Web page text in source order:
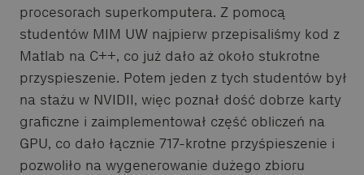
procesorach superkomputera. Z pomocą
studentów MIM UW najpierw przepisaliśmy kod z
Matlab na C++, co już dało aż około stukrotne
przyspieszenie. Potem jeden z tych studentów był
na stażu w NVIDII, więc poznał dość dobrze karty
graficzne i zaimplementował część obliczeń na
GPU, co dało łącznie 717-krotne przyśpieszenie i
pozwoliło na wygenerowanie dużego zbioru